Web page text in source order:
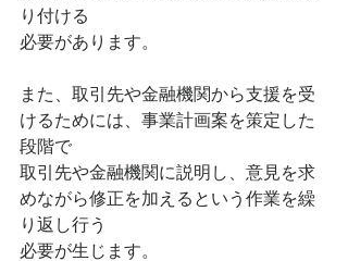
り付ける
必要があります。
また、取引先や金融機関から支援を受
けるためには、事業計画案を策定した
段階で
取引先や金融機関に説明し、意見を求
めながら修正を加えるという作業を繰
り返し行う
必要が生じます。